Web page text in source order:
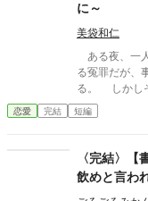
に～
美袋和仁
ある夜、一
る冤罪だが、
る。 しかしその背後で爆音が轟き、一人の男性が姿を見せた。
彼は少女の父親。 怒らせてはならない人々に繋がる
解消が、思わぬ展開を導き
恋愛 完結 短編
〈完結〉
飲めと言わ